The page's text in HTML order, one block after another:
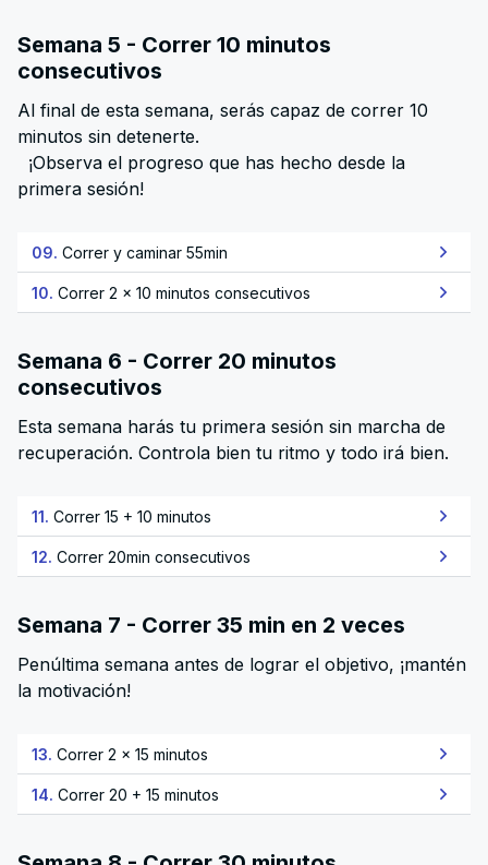
Semana 5 - Correr 10 minutos
consecutivos
Al final de esta semana, serás capaz de correr 10
minutos sin detenerte.
¡Observa el progreso que has hecho desde la
primera sesión!
09. Correr y caminar 55min
10. Correr 2 x 10 minutos consecutivos
Semana 6 - Correr 20 minutos
consecutivos
Esta semana harás tu primera sesión sin marcha de
recuperación. Controla bien tu ritmo y todo irá bien.
11. Correr 15 + 10 minutos
12. Correr 20min consecutivos
Semana 7 - Correr 35 min en 2 veces
Penúltima semana antes de lograr el objetivo, ¡mantén
la motivación!
13. Correr 2 x 15 minutos
14. Correr 20 + 15 minutos